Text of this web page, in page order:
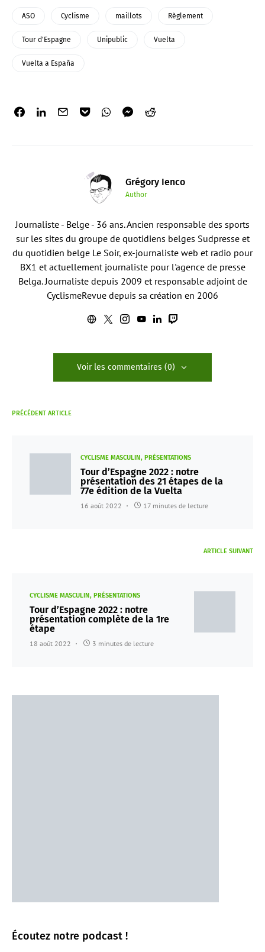
ASO Cyclisme maillots Règlement
Tour d'Espagne Unipublic Vuelta
Vuelta a España
Grégory Ienco
Author
Journaliste - Belge - 36 ans. Ancien responsable des sports
sur les sites du groupe de quotidiens belges Sudpresse et
du quotidien belge Le Soir, ex-journaliste web et radio pour
BX1 et actuellement journaliste pour l'agence de presse
Belga. Journaliste depuis 2009 et responsable adjoint de
CyclismeRevue depuis sa création en 2006
Voir les commentaires (0)
PRÉCÉDENT ARTICLE
CYCLISME MASCULIN PRÉSENTATIONS
Tour d’Espagne 2022 : notre
présentation des 21 étapes de la
77e édition de la Vuelta
16 août 2022 17 minutes de lecture
ARTICLE SUIVANT
CYCLISME MASCULIN PRÉSENTATIONS
Tour d’Espagne 2022 : notre
présentation complète de la 1re
étape
18 août 2022 3 minutes de lecture
Écoutez notre podcast !